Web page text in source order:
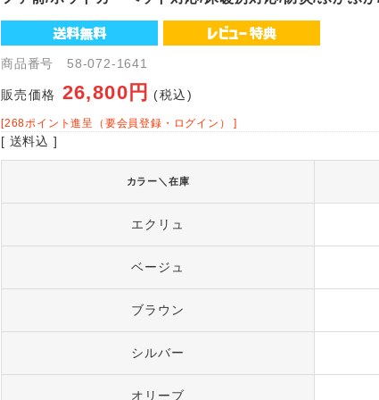
商品番号 58-072-1641
販売価格 26,800円 (税込)
[268ポイント進呈（要会員登録・ログイン） ]
[ 送料込 ]
カラー＼在庫
エクリュ
ベージュ
ブラウン
シルバー
オリーブ